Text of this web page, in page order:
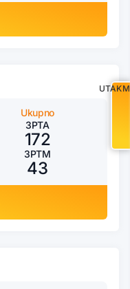
Ukupno
3PTA
172
3PTM
43